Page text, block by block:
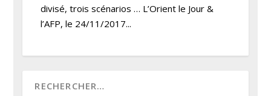
divisé, trois scénarios … L’Orient le Jour &
l’AFP, le 24/11/2017...